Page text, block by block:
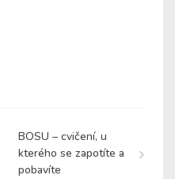
BOSU – cvičení, u
kterého se zapotíte a
pobavíte